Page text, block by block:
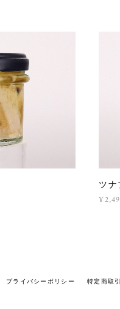
ツナ
プライバシーポリシー 特定商取